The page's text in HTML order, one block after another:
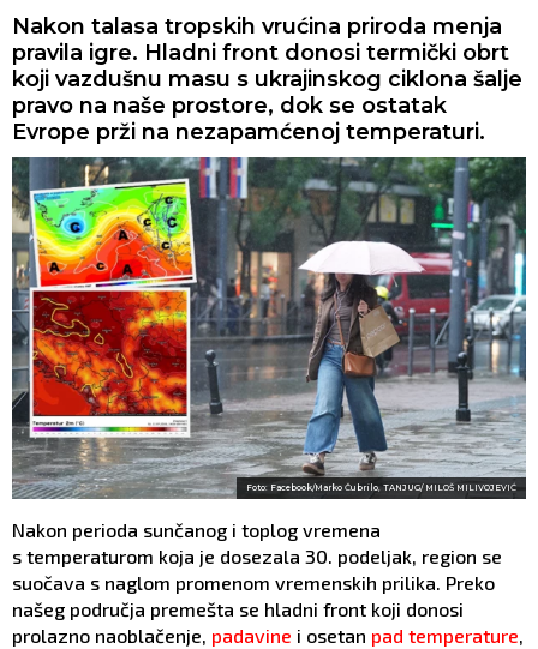
Nakon talasa tropskih vrućina priroda menja
pravila igre. Hladni front donosi termički obrt
koji vazdušnu masu s ukrajinskog ciklona šalje
pravo na naše prostore, dok se ostatak
Evrope prži na nezapamćenoj temperaturi.
Foto: Facebook/Marko Čubrilo, TANJUG/ MILOŠ MILIVOJEVIĆ
Nakon perioda sunčanog i toplog vremena
s temperaturom koja je dosezala 30. podeljak, region se
suočava s naglom promenom vremenskih prilika. Preko
našeg područja premešta se hladni front koji donosi
prolazno naoblačenje, padavine i osetan pad temperature,